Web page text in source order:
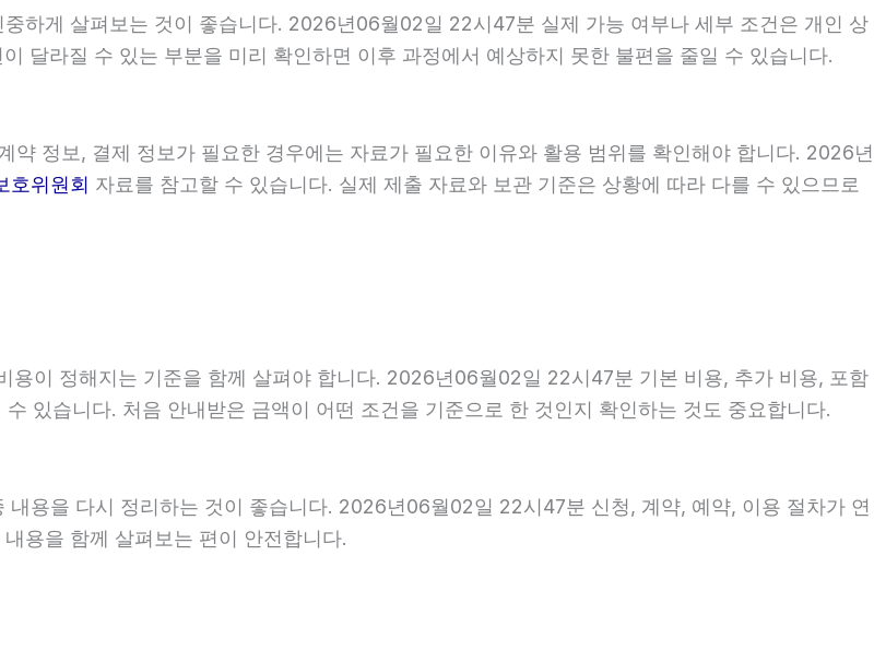
하게 살펴보는 것이 좋습니다. 2026년06월02일 22시47분 실제 가능 여부나 세부 조건은 개인 상
달라질 수 있는 부분을 미리 확인하면 이후 과정에서 예상하지 못한 불편을 줄일 수 있습니다.
정보, 결제 정보가 필요한 경우에는 자료가 필요한 이유와 활용 범위를 확인해야 합니다. 2026년
호위원회 자료를 참고할 수 있습니다. 실제 제출 자료와 보관 기준은 상황에 따라 다를 수 있으므로
용이 정해지는 기준을 함께 살펴야 합니다. 2026년06월02일 22시47분 기본 비용, 추가 비용, 포함
있습니다. 처음 안내받은 금액이 어떤 조건을 기준으로 한 것인지 확인하는 것도 중요합니다.
용을 다시 정리하는 것이 좋습니다. 2026년06월02일 22시47분 신청, 계약, 예약, 이용 절차가 연
용을 함께 살펴보는 편이 안전합니다.